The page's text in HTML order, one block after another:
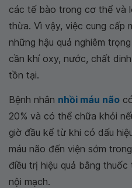
các tế bào trong cơ thể và
thừa. Vì vậy, việc cung cấp
những hậu quả nghiêm
cần khí oxy, nước, chất
tồn tại.
Bệnh nhân nhồi máu não
20% và có thể chữa khỏi
giờ đầu kể từ khi có dấu
máu não đến viện sớm
điều trị hiệu quả bằng
nội mạch.